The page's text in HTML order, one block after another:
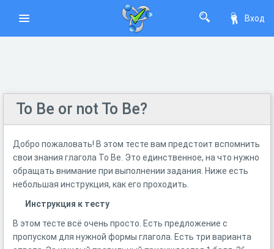
Вход
To Be or not To Be?
Добро пожаловать! В этом тесте вам предстоит вспомнить
свои знания глагола To Be. Это единственное, на что нужно
обращать внимание при выполнении задания. Ниже есть
небольшая инструкция, как его проходить.
Инструкция к тесту
В этом тесте всё очень просто. Есть предложение с
пропуском для нужной формы глагола. Есть три варианта